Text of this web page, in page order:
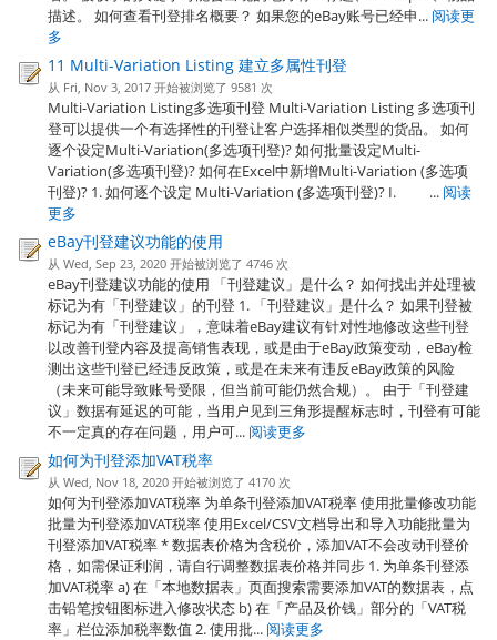
描述。 如何查看刊登排名概要？ 如果您的eBay账号已经申... 阅读更
多
11 Multi-Variation Listing 建立多属性刊登
从 Fri, Nov 3, 2017 开始被浏览了 9581 次
Multi-Variation Listing多选项刊登 Multi-Variation Listing 多选项刊
登可以提供一个有选择性的刊登让客户选择相似类型的货品。 如何
逐个设定Multi-Variation(多选项刊登)? 如何批量设定Multi-
Variation(多选项刊登)? 如何在Excel中新增Multi-Variation (多选项
刊登)? 1. 如何逐个设定 Multi-Variation (多选项刊登)? I. ... 阅读
更多
eBay刊登建议功能的使用
从 Wed, Sep 23, 2020 开始被浏览了 4746 次
eBay刊登建议功能的使用 「刊登建议」是什么？ 如何找出并处理被
标记为有「刊登建议」的刊登 1. 「刊登建议」是什么？ 如果刊登被
标记为有「刊登建议」，意味着eBay建议有针对性地修改这些刊登
以改善刊登内容及提高销售表现，或是由于eBay政策变动，eBay检
测出这些刊登已经违反政策，或是在未来有违反eBay政策的风险
（未来可能导致账号受限，但当前可能仍然合规）。 由于「刊登建
议」数据有延迟的可能，当用户见到三角形提醒标志时，刊登有可能
不一定真的存在问题，用户可... 阅读更多
如何为刊登添加VAT税率
从 Wed, Nov 18, 2020 开始被浏览了 4170 次
如何为刊登添加VAT税率 为单条刊登添加VAT税率 使用批量修改功能
批量为刊登添加VAT税率 使用Excel/CSV文档导出和导入功能批量为
刊登添加VAT税率 * 数据表价格为含税价，添加VAT不会改动刊登价
格，如需保证利润，请自行调整数据表价格并同步 1. 为单条刊登添
加VAT税率 a) 在「本地数据表」页面搜索需要添加VAT的数据表，点
击铅笔按钮图标进入修改状态 b) 在「产品及价钱」部分的「VAT税
率」栏位添加税率数值 2. 使用批... 阅读更多